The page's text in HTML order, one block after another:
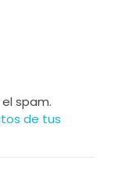
spam.
de tus